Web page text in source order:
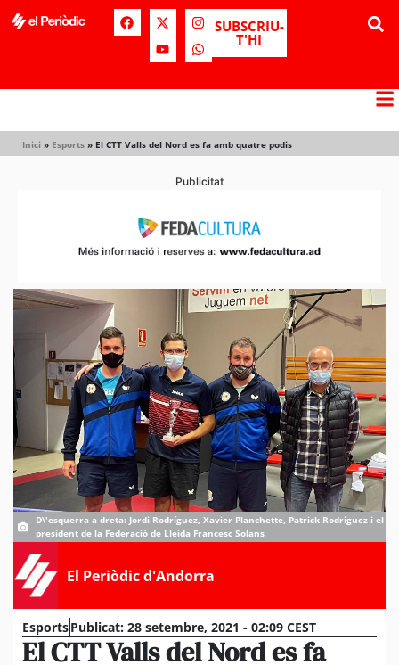
SUBSCRIU-
T'HI
Inici » Esports » El CTT Valls del Nord es fa amb quatre podis
Publicitat
D\'esquerra a dreta: Jordi Rodríguez, Xavier Planchette, Patrick Rodríguez i el
president de la Federació de Lleida Francesc Solans
El Periòdic d'Andorra
EsportsPublicat: 28 setembre, 2021 - 02:09 CEST
El CTT Valls del Nord es fa